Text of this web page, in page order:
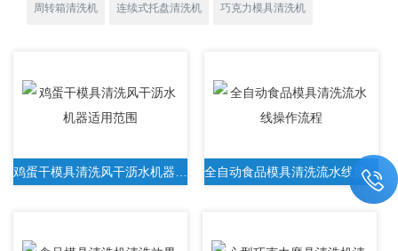
周转箱清洗机 连续式托盘清洗机 巧克力模具清洗机
全自动食品模具清洗流水线操作流程